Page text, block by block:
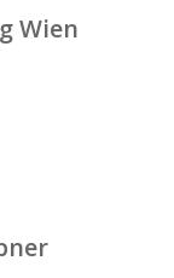
Wien